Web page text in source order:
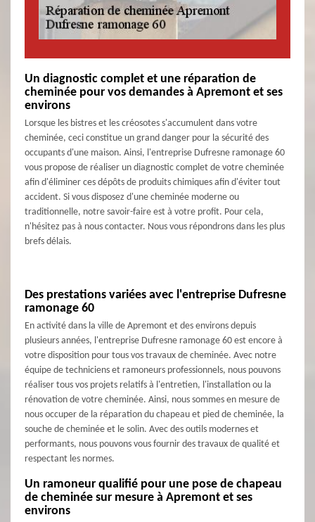
Un diagnostic complet et une réparation de
cheminée pour vos demandes à Apremont et ses
environs
Lorsque les bistres et les créosotes s'accumulent dans votre
cheminée, ceci constitue un grand danger pour la sécurité des
occupants d'une maison. Ainsi, l'entreprise Dufresne ramonage 60
vous propose de réaliser un diagnostic complet de votre cheminée
afin d'éliminer ces dépôts de produits chimiques afin d'éviter tout
accident. Si vous disposez d'une cheminée moderne ou
traditionnelle, notre savoir-faire est à votre profit. Pour cela,
n'hésitez pas à nous contacter. Nous vous répondrons dans les plus
brefs délais.
Des prestations variées avec l'entreprise Dufresne
ramonage 60
En activité dans la ville de Apremont et des environs depuis
plusieurs années, l'entreprise Dufresne ramonage 60 est encore à
votre disposition pour tous vos travaux de cheminée. Avec notre
équipe de techniciens et ramoneurs professionnels, nous pouvons
réaliser tous vos projets relatifs à l'entretien, l'installation ou la
rénovation de votre cheminée. Ainsi, nous sommes en mesure de
nous occuper de la réparation du chapeau et pied de cheminée, la
souche de cheminée et le solin. Avec des outils modernes et
performants, nous pouvons vous fournir des travaux de qualité et
respectant les normes.
Un ramoneur qualifié pour une pose de chapeau
de cheminée sur mesure à Apremont et ses
environs